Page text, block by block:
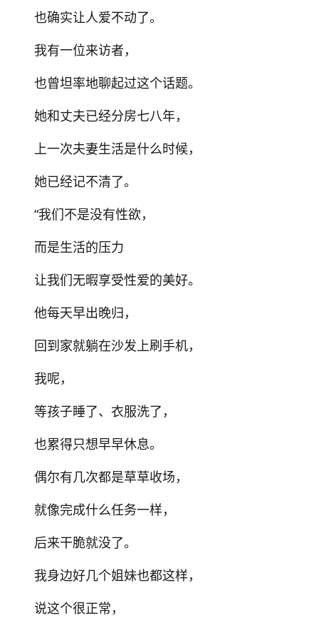
也确实让人爱不动了。
我有一位来访者，
也曾坦率地聊起过这个话题。
她和丈夫已经分房七八年，
上一次夫妻生活是什么时候，
她已经记不清了。
“我们不是没有性欲，
而是生活的压力
让我们无暇享受性爱的美好。
他每天早出晚归，
回到家就躺在沙发上刷手机，
我呢，
等孩子睡了、衣服洗了，
也累得只想早早休息。
偶尔有几次都是草草收场，
就像完成什么任务一样，
后来干脆就没了。
我身边好几个姐妹也都这样，
说这个很正常，